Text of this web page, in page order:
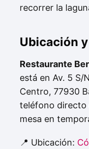
recorrer la
Ubicación
Restaurante
está en Av. 5 S/
Centro, 77930
teléfono directo
mesa en
📍 Ubicación: